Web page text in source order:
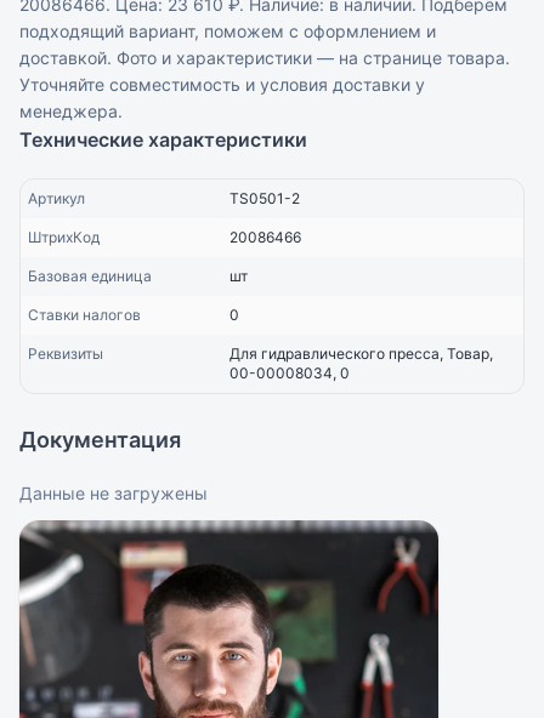
20086466. Цена: 23 610 ₽. Наличие: в наличии. Подберём
подходящий вариант, поможем с оформлением и
доставкой. Фото и характеристики — на странице товара.
Уточняйте совместимость и условия доставки у
менеджера.
Технические характеристики
Артикул TS0501-2
ШтрихКод 20086466
Базовая единица шт
Ставки налогов 0
Реквизиты
Для гидравлического пресса, Товар,
00-00008034, 0
Документация
Данные не загружены